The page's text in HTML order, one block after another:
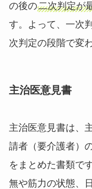
の後の二次判定が
す。よって、一次
次判定の段階で変
主治医意見書
主治医意見書は、
請者（要介護者）
をまとめた書類で
無や筋力の状態、